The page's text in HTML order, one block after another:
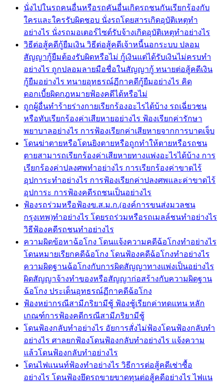
นั่งไปในรถคนอื่นหรือรถคันอื่นเกิดรถชนกันเรียกร้องกับ
ใครและใครรับผิดชอบ นั่งรถโดยสารเกิดอุบัติเหตุทำ
อย่างไร นั่งรถมอเตอร์ไซต์รับจ้างเกิดอุบัติเหตุทำอย่างไร
วิธีต่อสู้คดีกู้ยืมเงิน วิธีต่อสู้คดีเจ้าหนี้นอกระบบ ปลอม
สัญญากู้ยืมต้องรับผิดหรือไม่ กู้เงินแต่ได้รับเงินไม่ครบทำ
อย่างไร ถูกปลอมลายมือชื่อในสัญญากู้ ทนายต่อสู้คดีเงิน
กู้ยืมอย่างไร ทนายอุทธรณ์ฏีกาคดีกู้ยืมอย่างไร คิด
ดอกเบี้ยผิดกฎหมายฟ้องคดีได้หรือไม่
ถูกผู้อื่นทำร้ายร่างกายเรียกร้องอะไรได้บ้าง รถเฉี่ยวชน
หรือทับเรียกร้องค่าเสียหายอย่างไร ฟ้องเรียกค่ารักษา
พยาบาลอย่างไร การฟ้องเรียกค่าเสียหายจากการบาดเจ็บ
โดนฆ่าตายหรือโดนยิงตายหรือถูกทำให้ตายหรือรถชน
ตายสามารถเรียกร้องค่าเสียหายทางแพ่งอะไรได้บ้าง การ
เรียกร้องค่าปลงศพทำอย่างไร การเรียกร้องค่าขาดไร้
อุปการะทำอย่างไร การฟ้องเรียกค่าปลงศพและค่าขาดไร้
อุปการะ การฟ้องคดีรถชนเป็นอย่างไร
ฟ้องรถร่วมหรือฟ้องข.ส.ม.ก.(องค์การขนส่งมวลชน
กรุงเทพ)ทำอย่างไร โดยรถร่วมหรือรถเมลล์ชนทำอย่างไร
วิธีฟ้องคดีรถชนทำอย่างไร
ความผิดข้อหาฉ้อโกง โดนแจ้งความคดีฉ้อโกงทำอย่างไร
โดนหมายเรียกคดีฉ้อโกง โดนฟ้องคดีฉ้อโกงทำอย่างไร
ความผิดฐานฉ้อโกงกับการผิดสัญญาทางแพ่งเป็นอย่างไร
ผิดสัญญาจ้างทำของหรือสัญญาก่อสร้างกับความผิดฐาน
ฉ้อโกง ประเด็นอุทธรณ์ฏีกาคดีฉ้อโกง
ฟ้องหย่ากรณีสามีภริยามีชู้ ฟ้องชู้เรียกค่าทดแทน หลัก
เกณฑ์การฟ้องคดีกรณีสามีภริยามีชู้
โดนฟ้องกลับทำอย่างไร อัยการสั่งไม่ฟ้องโดนฟ้องกลับทำ
อย่างไร ศาลยกฟ้องโดนฟ้องกลับทำอย่างไร แจ้งความ
แล้วโดนฟ้องกลับทำอย่างไร
โดนไฟแนนท์ฟ้องทำอย่างไร วิธีการต่อสู้คดีเช่าซื้อ
อย่างไร โดนฟ้องยึดรถขายขาดทุนต่อสู้คดีอย่างไร ไฟแน